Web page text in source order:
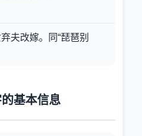
夫改嫁。同“琵琶别
的基本信息